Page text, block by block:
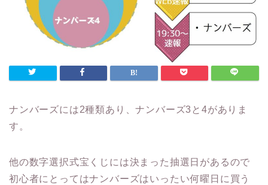
ナンバーズには2種類あり、ナンバーズ3と4がありま
す。
他の数字選択式宝くじには決まった抽選日があるので
初心者にとってはナンバーズはいったい何曜日に買う